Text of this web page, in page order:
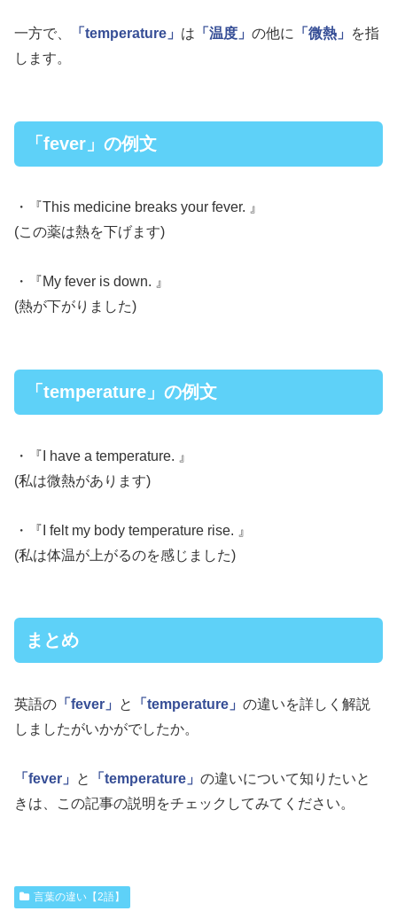
一方で、 「temperature」 は 「温度」 の他に 「微熱」
を指
します。
「fever」の例文
・『This medicine breaks your fever. 』
(この薬は熱を下げます)
・『My fever is down. 』
(熱が下がりました)
「temperature」の例文
・『I have a temperature. 』
(私は微熱があります)
・『I felt my body temperature rise. 』
(私は体温が上がるのを感じました)
まとめ
英語の 「fever」 と 「temperature」 の違いを詳しく解説
しましたがいかがでしたか。
「fever」 と 「temperature」 の違いについて知りたいと
きは、この記事の説明をチェックしてみてください。
言葉の違い【2語】